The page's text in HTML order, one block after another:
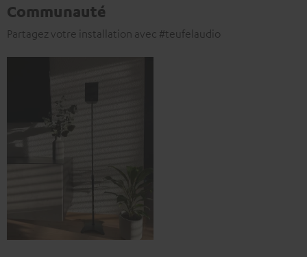
Communauté
Partagez votre installation avec #teufelaudio